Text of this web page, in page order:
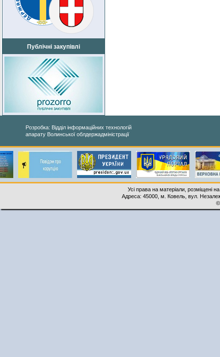
Публічні закупівлі
Розробка: Відділ інформаційних технологій
апарату Волинської облдержадміністрації
Усі права на матеріали, розміщені
Адреса: 45000, м. Ковель, вул.